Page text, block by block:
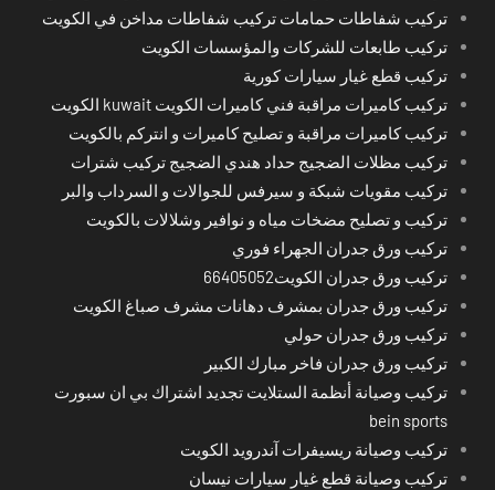
تركيب شفاطات حمامات تركيب شفاطات مداخن في الكويت
تركيب طابعات للشركات والمؤسسات الكويت
تركيب قطع غيار سيارات كورية
تركيب كاميرات مراقبة فني كاميرات الكويت kuwait الكويت
تركيب كاميرات مراقبة و تصليح كاميرات و انتركم بالكويت
تركيب مظلات الضجيج حداد هندي الضجيج تركيب شترات
تركيب مقويات شبكة و سيرفس للجوالات و السرداب والبر
تركيب و تصليح مضخات مياه و نوافير وشلالات بالكويت
تركيب ورق جدران الجهراء فوري
تركيب ورق جدران الكويت66405052
تركيب ورق جدران بمشرف دهانات مشرف صباغ الكويت
تركيب ورق جدران حولي
تركيب ورق جدران فاخر مبارك الكبير
تركيب وصيانة أنظمة الستلايت تجديد اشتراك بي ان سبورت
bein sports
تركيب وصيانة ريسيفرات آندرويد الكويت
تركيب وصيانة قطع غيار سيارات نيسان